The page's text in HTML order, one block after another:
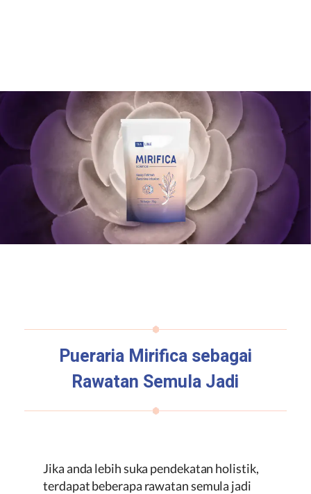
Pueraria Mirificasebagai
Rawatan Semula Jadi
Jika anda lebih suka pendekatan holistik,
terdapat beberapa rawatan semula jadi